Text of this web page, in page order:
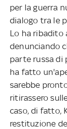
per la guerra
dialogo tra le
Lo ha ribadito
denunciando
parte russa di
ha fatto
sarebbe
ritirassero
caso, di fatto,
restituzione